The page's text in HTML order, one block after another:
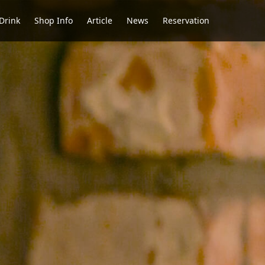
Shop Info Article News Reservation